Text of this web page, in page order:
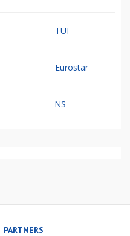
TUI
Eurostar
NS
PARTNERS